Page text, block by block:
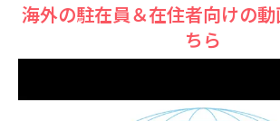
海外の駐在員＆在住者向けの
ちら